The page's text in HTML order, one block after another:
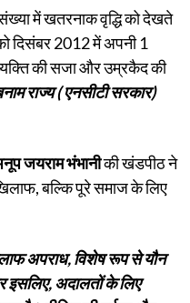
में खतरनाक वृद्धि को देखते
दिसंबर 2012 में अपनी 1
की सजा और उम्रकैद की
राज्य ( एनसीटी सरकार)
जयराम भंभानीकी खंडपीठ ने
बल्कि पूरे समाज के लिए
अपराध, विशेष रूप से यौन
अदालतों के लिए